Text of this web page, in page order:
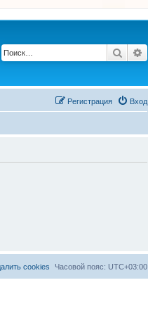
Поиск
Вход
Регистрация
Часовой пояс: UTC+03:00
cookies